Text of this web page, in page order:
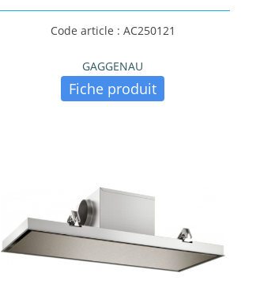
Code article : AC250121
GAGGENAU
Fiche produit